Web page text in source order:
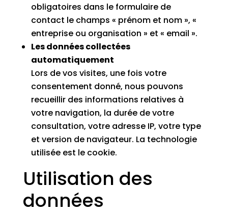
obligatoires dans le formulaire de
contact le champs « prénom et nom », «
entreprise ou organisation » et « email ».
Les données collectées
automatiquement
Lors de vos visites, une fois votre
consentement donné, nous pouvons
recueillir des informations relatives à
votre navigation, la durée de votre
consultation, votre adresse IP, votre type
et version de navigateur. La technologie
utilisée est le cookie.
Utilisation des
données